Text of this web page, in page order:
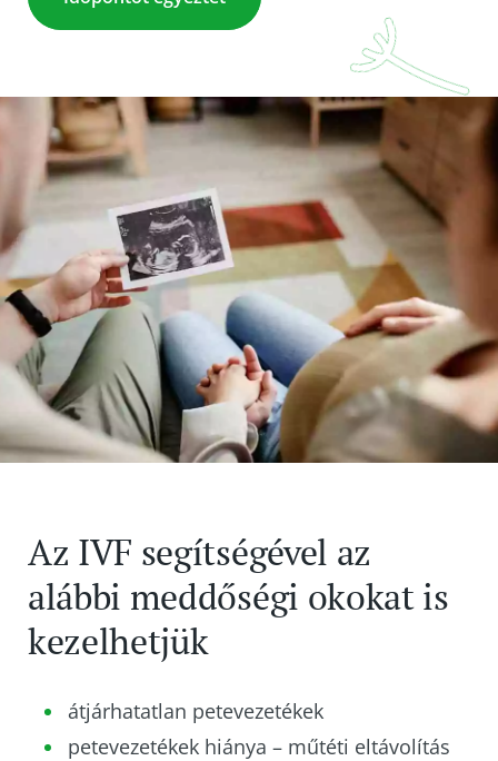
Az IVF segítségével az
alábbi meddőségi okokat is
kezelhetjük
átjárhatatlan petevezetékek
petevezetékek hiánya – műtéti eltávolítás